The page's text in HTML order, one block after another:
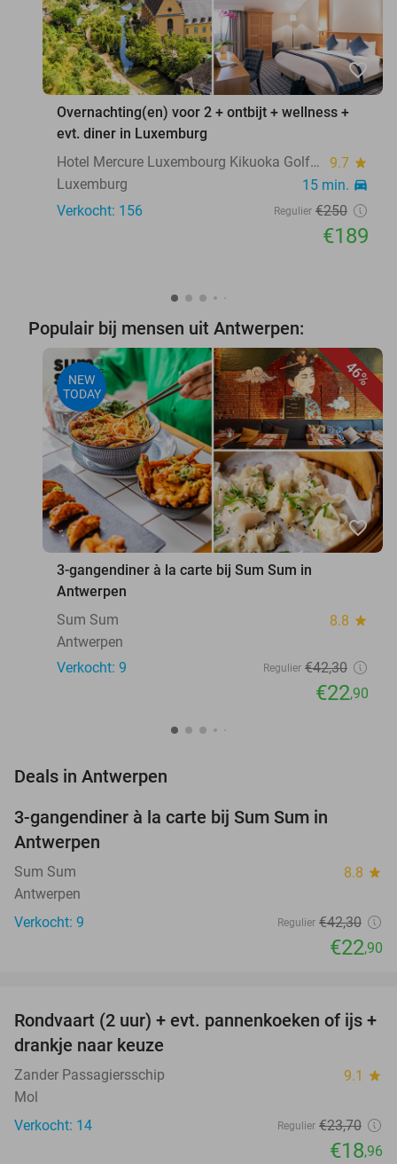
favorite_border
Overnachting(en) voor 2 + ontbijt + wellness +
evt. diner in Luxemburg
Hotel Mercure Luxembourg Kikuoka Golf & Spa
9.7 star
Luxemburg 15 min. directions_car
Verkocht: 156 Regulier €250
€189
Populair bij mensen uit Antwerpen:
46%
NEW
TODAY
favorite_border
3-gangendiner à la carte bij Sum Sum in
Antwerpen
Sum Sum
8.8 star
Antwerpen
Verkocht: 9
Regulier €42,30
€22,90
Deals in Antwerpen
NEW
TODAY
3-gangendiner à la carte bij Sum Sum in
Antwerpen
Sum Sum 8.8 star
Antwerpen
Verkocht: 9
Regulier €42,30
€22,90
20%
TODAY
Rondvaart (2 uur) + evt. pannenkoeken of ijs +
drankje naar keuze
Zander Passagiersschip 9.1 star
Mol
Verkocht: 14
Regulier €23,70
€18,96